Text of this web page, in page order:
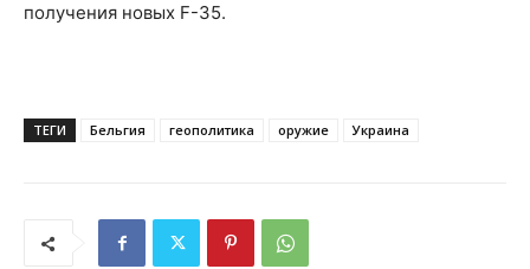
получения новых F-35.
ТЕГИ Бельгия геополитика оружие Украина